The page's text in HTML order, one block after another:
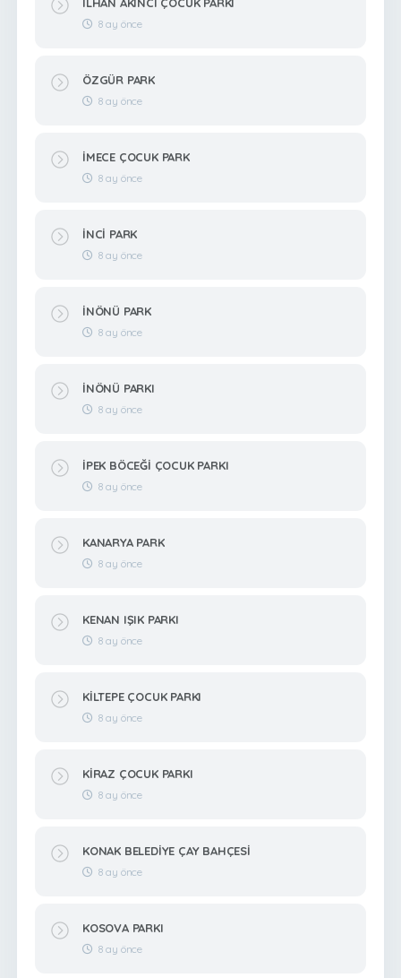
8 ay önce
ÖZGÜR PARK
8 ay önce
İMECE ÇOCUK PARK
8 ay önce
İNCİ PARK
8 ay önce
İNÖNÜ PARK
8 ay önce
İNÖNÜ PARKI
8 ay önce
İPEK BÖCEĞİ ÇOCUK PARKI
8 ay önce
KANARYA PARK
8 ay önce
KENAN IŞIK PARKI
8 ay önce
KİLTEPE ÇOCUK PARKI
8 ay önce
KİRAZ ÇOCUK PARKI
8 ay önce
KONAK BELEDİYE ÇAY BAHÇESİ
8 ay önce
KOSOVA PARKI
8 ay önce